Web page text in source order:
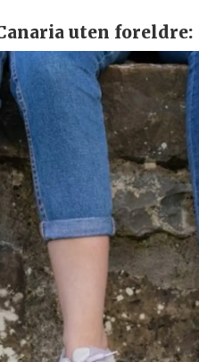
uten foreldre: